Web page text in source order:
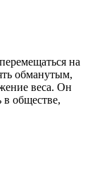
на
обманутым,
веса. Он
обществе,